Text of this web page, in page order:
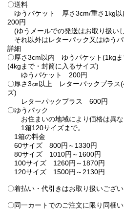
〇送料
ゆうパケット 厚さ3cm/重さ1kg以
200円
(ゆうメールでの発送はお取り扱い
それ以外はレターパック又はゆうパ
詳細
〇厚さ3cm以内 ゆうパケット(1kgま
(4kgまで・封筒に入るサイズ)
ゆうパケット 200円
〇厚さ3㎝以上 レターパックプラス
ズ)
レターパックプラス 600円
〇ゆうパック
お住まいの地域により価格は異な
1箱120サイズまで。
1箱の料金
60サイズ 800円～1330円
80サイズ 1010円～1600円
100サイズ 1260円～1870円
120サイズ 1500円～2130円
〇着払い・代引きはお取り扱いござい
〇同一カートでのご注文に限り同梱い